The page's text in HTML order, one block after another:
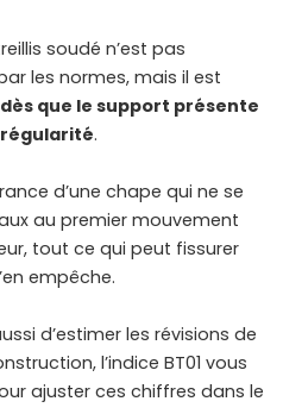
soudé n’est pas
les normes, mais il est
que le support présente
.
d’une chape qui ne se
au premier mouvement
tout ce qui peut fissurer
empêche.
d’estimer les révisions de
, l’indice BT01 vous
ajuster ces chiffres dans le